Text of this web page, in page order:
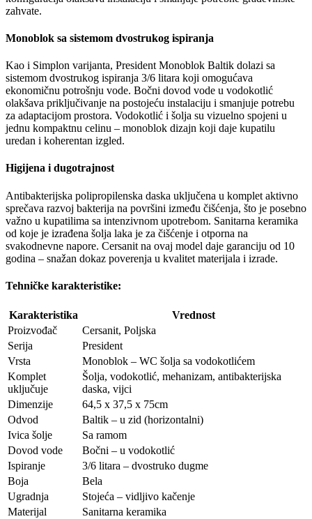
zahvate.
Monoblok sa sistemom dvostrukog ispiranja
Kao i Simplon varijanta, President Monoblok Baltik dolazi sa
sistemom dvostrukog ispiranja 3/6 litara koji omogućava
ekonomičnu potrošnju vode. Bočni dovod vode u vodokotlić
olakšava priključivanje na postojeću instalaciju i smanjuje potrebu
za adaptacijom prostora. Vodokotlić i šolja su vizuelno spojeni u
jednu kompaktnu celinu – monoblok dizajn koji daje kupatilu
uredan i koherentan izgled.
Higijena i dugotrajnost
Antibakterijska polipropilenska daska uključena u komplet aktivno
sprečava razvoj bakterija na površini između čišćenja, što je posebno
važno u kupatilima sa intenzivnom upotrebom. Sanitarna keramika
od koje je izrađena šolja laka je za čišćenje i otporna na
svakodnevne napore. Cersanit na ovaj model daje garanciju od 10
godina – snažan dokaz poverenja u kvalitet materijala i izrade.
Tehničke karakteristike:
Karakteristika
Vrednost
Proizvođač
Cersanit, Poljska
Serija
President
Vrsta
Monoblok – WC šolja sa vodokotlićem
Komplet
uključuje
Šolja, vodokotlić, mehanizam, antibakterijska
daska, vijci
Dimenzije
64,5 x 37,5 x 75cm
Odvod
Baltik – u zid (horizontalni)
Ivica šolje
Sa ramom
Dovod vode
Bočni – u vodokotlić
Ispiranje
3/6 litara – dvostruko dugme
Boja
Bela
Ugradnja
Stojeća – vidljivo kačenje
Materijal
Sanitarna keramika